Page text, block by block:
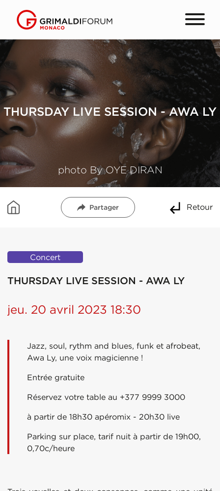
THURSDAY LIVE SESSION - AWA LY
photo By OYE DIRAN
Partager Retour
Concert
THURSDAY LIVE SESSION - AWA LY
jeu. 20 avril 2023 18:30
Jazz, soul, rythm and blues, funk et afrobeat,
Awa Ly, une voix magicienne !
Entrée gratuite
Réservez votre table au +377 9999 3000
à partir de 18h30 apéromix - 20h30 live
Parking sur place, tarif nuit à partir de 19h00,
0,70c/heure